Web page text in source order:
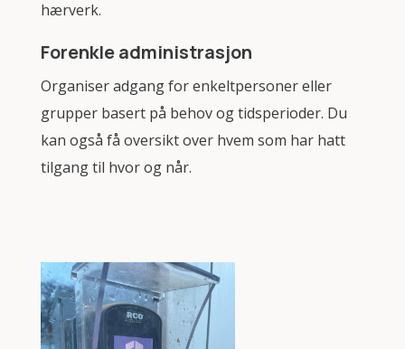
hærverk.
Forenkle administrasjon
Organiser adgang for enkeltpersoner eller
grupper basert på behov og tidsperioder. Du
kan også få oversikt over hvem som har hatt
tilgang til hvor og når.